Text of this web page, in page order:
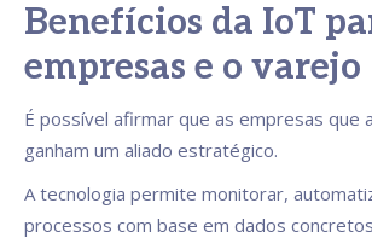
Benefícios da IoT
empresas e o varejo
É possível afirmar que as empresas que
ganham um aliado estratégico.
A tecnologia permite monitorar,
processos com base em dados